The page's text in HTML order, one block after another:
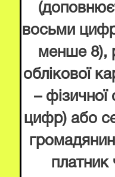
восьми
менше 8),
облікової
–
цифр) або
платник